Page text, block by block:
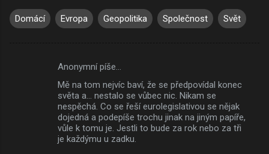
Domácí Evropa Geopolitika Společnost Svět
Anonymní píše…
Mě na tom nejvíc baví, že se předpovídal konec
světa a... nestalo se vůbec nic. Nikam se
nespěchá. Co se řeší eurolegislativou se nějak
dojedná a podepíše trochu jinak na jiným papíře,
vůle k tomu je. Jestli to bude za rok nebo za tři
je každýmu u zadku.